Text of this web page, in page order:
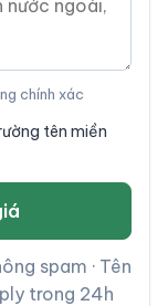
chính xác
tên miền
spam · Tên
trong 24h